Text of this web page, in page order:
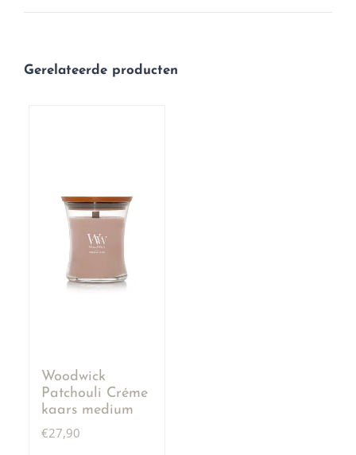
Gerelateerde producten
Woodwick
Patchouli Créme
kaars medium
€27,90